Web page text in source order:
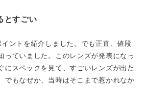
とすごい
ントを紹介しました。でも正直、値段
っていました。このレンズが発表になっ
にスペックを見て、すごいレンズが出た
でもなぜか、当時はそこまで惹かれなか